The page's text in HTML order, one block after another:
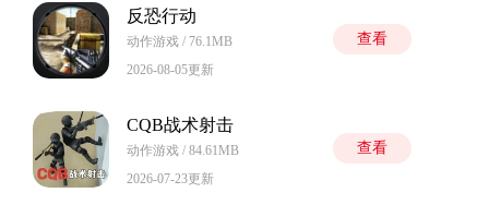
反恐行动
动作游戏 / 76.1MB
2026-08-05更新
查看
CQB战术射击
动作游戏 / 84.61MB
2026-07-23更新
查看